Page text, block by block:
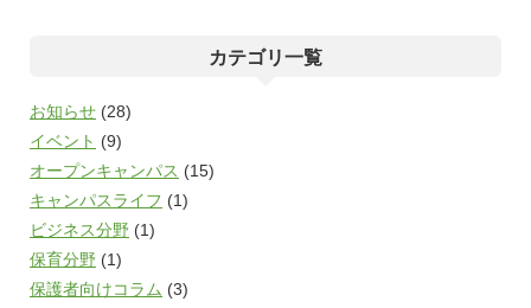
カテゴリ一覧
お知らせ (28)
イベント (9)
オープンキャンパス (15)
キャンパスライフ (1)
ビジネス分野 (1)
保育分野 (1)
保護者向けコラム (3)